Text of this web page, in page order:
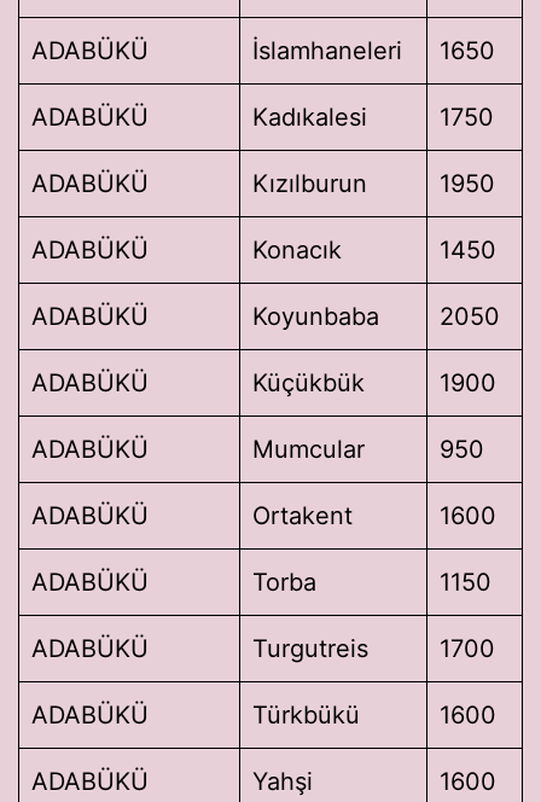
ADABÜKÜ İslamhaneleri 1650
ADABÜKÜ Kadıkalesi 1750
ADABÜKÜ Kızılburun 1950
ADABÜKÜ Konacık 1450
ADABÜKÜ Koyunbaba 2050
ADABÜKÜ Küçükbük 1900
ADABÜKÜ Mumcular 950
ADABÜKÜ Ortakent 1600
ADABÜKÜ Torba 1150
ADABÜKÜ Turgutreis 1700
ADABÜKÜ Türkbükü 1600
ADABÜKÜ Yahşi 1600